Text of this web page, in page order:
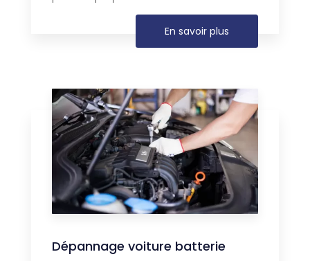
En savoir plus
Dépannage voiture batterie